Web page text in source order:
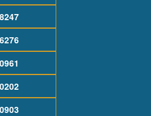
8247
6276
0961
0202
0903